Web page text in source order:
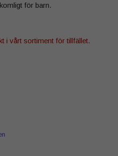
för barn.
i vårt sortiment för tillfället.